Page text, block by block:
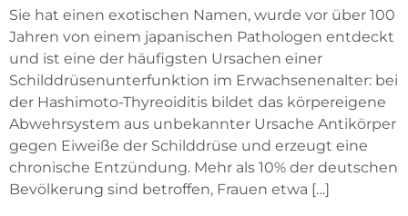
Sie hat einen exotischen Namen, wurde vor über 100
Jahren von einem japanischen Pathologen entdeckt
und ist eine der häufigsten Ursachen einer
Schilddrüsenunterfunktion im Erwachsenenalter: bei
der Hashimoto-Thyreoiditis bildet das körpereigene
Abwehrsystem aus unbekannter Ursache Antikörper
gegen Eiweiße der Schilddrüse und erzeugt eine
chronische Entzündung. Mehr als 10% der deutschen
Bevölkerung sind betroffen, Frauen etwa […]